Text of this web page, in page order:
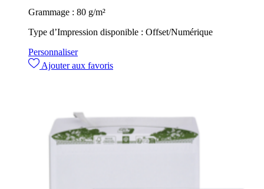
Grammage : 80 g/m²
Type d’Impression disponible : Offset/Numérique
Personnaliser
Ajouter aux favoris